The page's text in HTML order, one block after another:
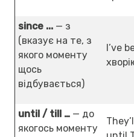
since ... — з
(вказує на те, з
якого моменту
щось
відбувається)
I’ve
until / till … — до
якогось моменту